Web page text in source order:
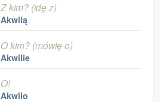
Z kim? (idę z)
Akwilą
O kim? (mówię o)
Akwilie
O!
Akwilo